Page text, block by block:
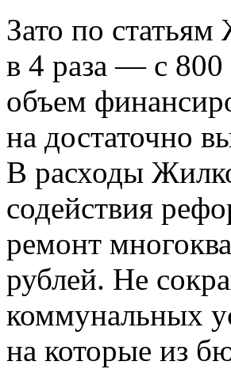
Зато по
в 4 раза — с
объем
на достаточно
В расходы
содействия
ремонт
рублей. Не
коммунальных
на которые из